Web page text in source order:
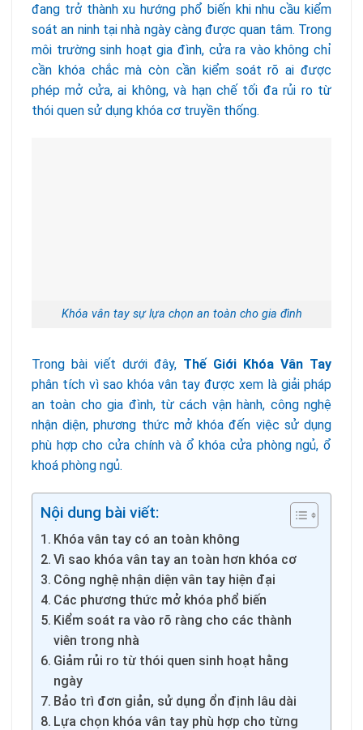
đang trở thành xu hướng phổ biến khi nhu cầu kiểm
soát an ninh tại nhà ngày càng được quan tâm. Trong
môi trường sinh hoạt gia đình, cửa ra vào không chỉ
cần khóa chắc mà còn cần kiểm soát rõ ai được
phép mở cửa, ai không, và hạn chế tối đa rủi ro từ
thói quen sử dụng khóa cơ truyền thống.
Khóa vân tay sự lựa chọn an toàn cho gia đình
Trong bài viết dưới đây, Thế Giới Khóa Vân Tay
phân tích vì sao khóa vân tay được xem là giải pháp
an toàn cho gia đình, từ cách vận hành, công nghệ
nhận diện, phương thức mở khóa đến việc sử dụng
phù hợp cho cửa chính và ổ khóa cửa phòng ngủ, ổ
khoá phòng ngủ.
Nội dung bài viết:
Khóa vân tay có an toàn không
Vì sao khóa vân tay an toàn hơn khóa cơ
Công nghệ nhận diện vân tay hiện đại
Các phương thức mở khóa phổ biến
Kiểm soát ra vào rõ ràng cho các thành
viên trong nhà
Giảm rủi ro từ thói quen sinh hoạt hằng
ngày
Bảo trì đơn giản, sử dụng ổn định lâu dài
Lựa chọn khóa vân tay phù hợp cho từng